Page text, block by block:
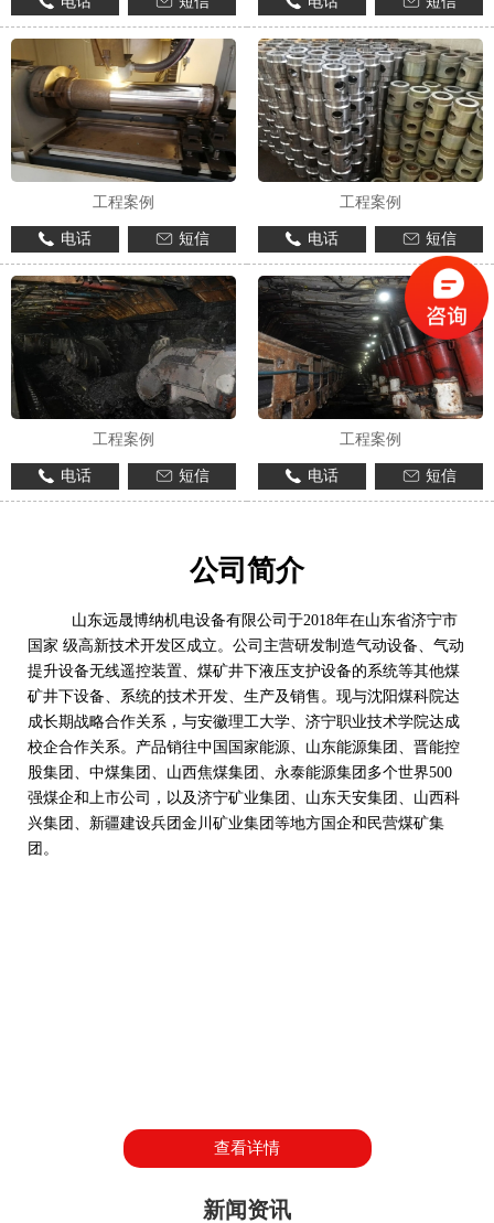
工程案例
电话 短信
工程案例
电话 短信
工程案例
电话 短信
工程案例
电话 短信
公司简介
山东远晟博纳机电设备有限公司于2018年在山东省济宁市
国家 级高新技术开发区成立。公司主营研发制造气动设备、气动
提升设备无线遥控装置、煤矿井下液压支护设备的系统等其他煤
矿井下设备、系统的技术开发、生产及销售。现与沈阳煤科院达
成长期战略合作关系，与安徽理工大学、济宁职业技术学院达成
校企合作关系。产品销往中国国家能源、山东能源集团、晋能控
股集团、中煤集团、山西焦煤集团、永泰能源集团多个世界500
强煤企和上市公司，以及济宁矿业集团、山东天安集团、山西科
兴集团、新疆建设兵团金川矿业集团等地方国企和民营煤矿集
团。
查看详情
新闻资讯